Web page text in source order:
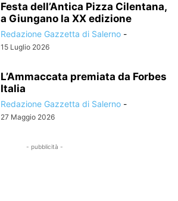
Festa dell’Antica Pizza Cilentana,
a Giungano la XX edizione
Redazione Gazzetta di Salerno -
15 Luglio 2026
L’Ammaccata premiata da Forbes
Italia
Redazione Gazzetta di Salerno -
27 Maggio 2026
- pubblicità -